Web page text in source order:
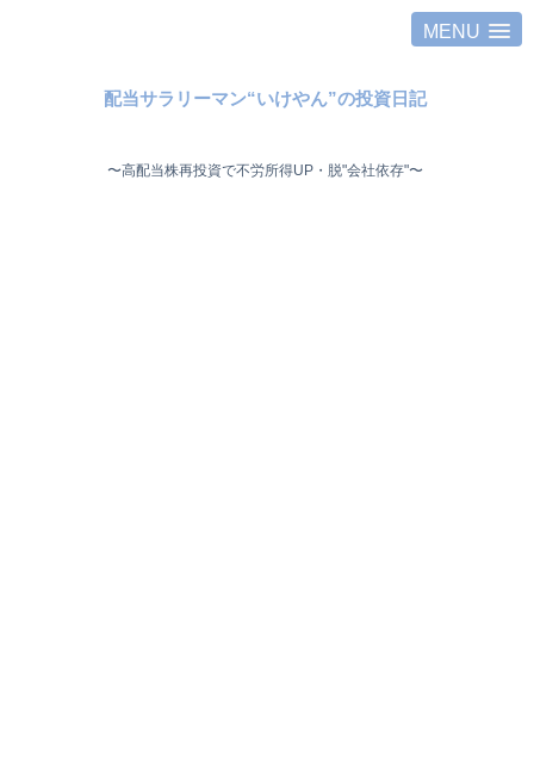
MENU
配当サラリーマン“いけやん”の投資日記 ​
〜高配当株再投資で不労所得UP・脱"会社依存"〜 ​